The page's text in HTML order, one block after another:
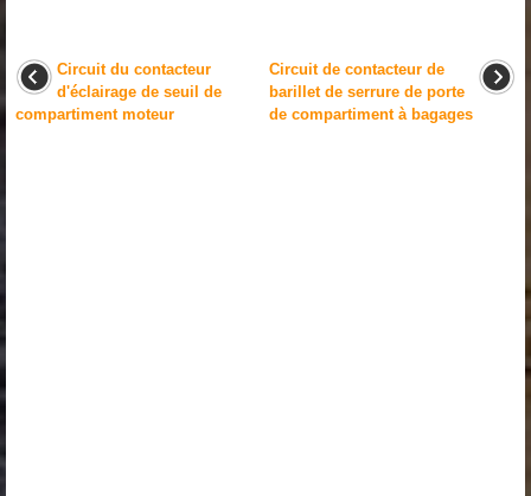
Circuit du contacteur
d'éclairage de seuil de
compartiment moteur
Circuit de contacteur de
barillet de serrure de porte
de compartiment à bagages